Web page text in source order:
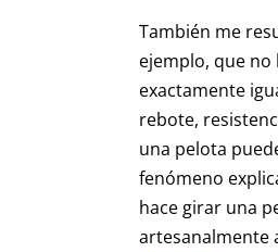
También me
ejemplo, que
exactamente
rebote,
una pelota
fenómeno
hace girar una
artesanalmente